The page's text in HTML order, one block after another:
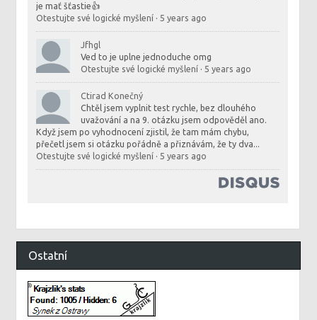
je mať šťastie👍
Otestujte své logické myšlení · 5 years ago
Jfhgl
Ved to je uplne jednoduche omg
Otestujte své logické myšlení · 5 years ago
Ctirad Konečný
Chtěl jsem vyplnit test rychle, bez dlouhého
uvažování a na 9. otázku jsem odpověděl ano.
Když jsem po vyhodnocení zjistil, že tam mám chybu,
přečetl jsem si otázku pořádně a přiznávám, že ty dva...
Otestujte své logické myšlení · 5 years ago
Ostatní